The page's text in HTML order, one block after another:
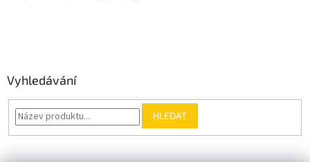
Vyhledávání
HLEDAT